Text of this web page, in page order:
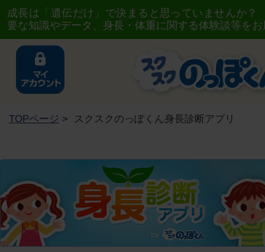
成長は「遺伝だけ」で決まると思っていませんか
要な知識やデータ、身長・体重に関する体験談等を
TOPページ > スクスクのっぽくん身長診断アプリ